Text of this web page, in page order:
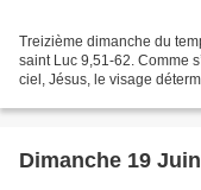
Treizième dimanche du
saint Luc 9,51-62. Comme
ciel, Jésus, le visage
Dimanche 19